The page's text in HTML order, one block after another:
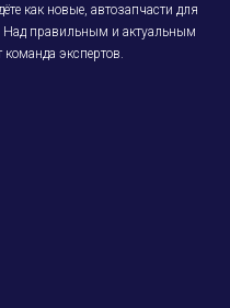
как новые, автозапчасти для
Над правильным и актуальным
команда экспертов.